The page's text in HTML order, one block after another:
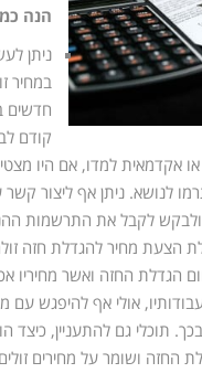
הנה
ניתן
במחיר
חדשים
קודם
או אקדמאית למדו, אם היו
לנושא. ניתן אף ליצור
לקבל את התרשמות
הצעת מחיר להגדלת חזה
הגדלת החזה ואשר מחיריו
אולי אף להיפגש עם
תוכלי גם להתעניין, כיצד
החזה ושומר על מחירים זולים